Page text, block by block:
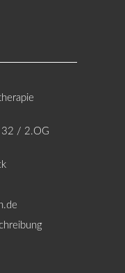
32 / 2.OG